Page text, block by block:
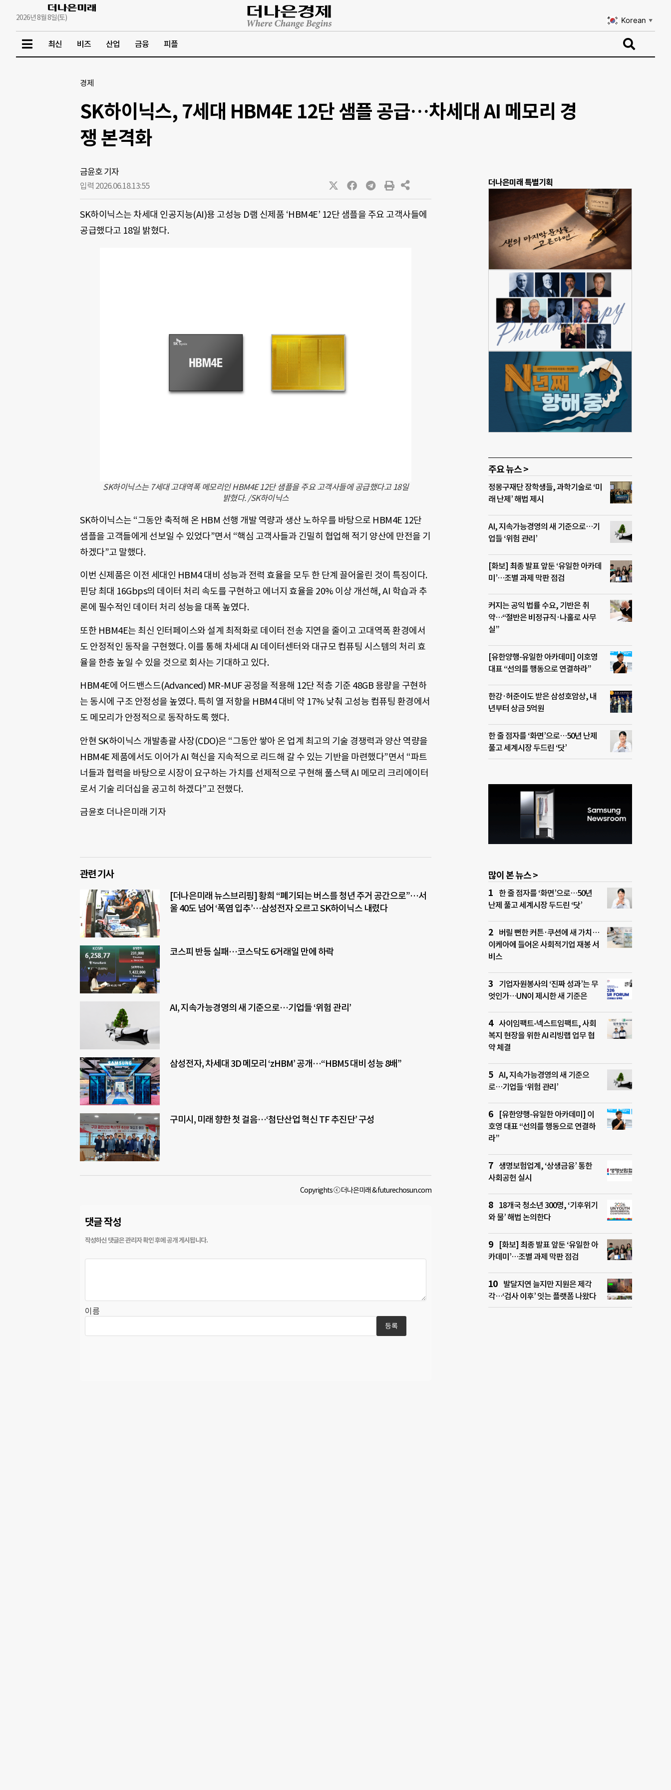
2026년 8월 8일(토) Korean ▼
최신 비즈 산업 금융 피플
경제
SK하이닉스, 7세대 HBM4E 12단 샘플 공급…차세대 AI 메모리 경
쟁 본격화
금윤호 기자
입력 2026.06.18.13:55
SK하이닉스는 차세대 인공지능(AI)용 고성능 D램 신제품 ‘HBM4E’ 12단 샘플을 주요 고객사들에
공급했다고 18일 밝혔다.
SK하이닉스는 7세대 고대역폭 메모리인 HBM4E 12단 샘플을 주요 고객사들에 공급했다고 18일
밝혔다. /SK하이닉스
SK하이닉스는 “그동안 축적해 온 HBM 선행 개발 역량과 생산 노하우를 바탕으로 HBM4E 12단
샘플을 고객들에게 선보일 수 있었다”면서 “핵심 고객사들과 긴밀히 협업해 적기 양산에 만전을 기
하겠다”고 말했다.
이번 신제품은 이전 세대인 HBM4 대비 성능과 전력 효율을 모두 한 단계 끌어올린 것이 특징이다.
핀당 최대 16Gbps의 데이터 처리 속도를 구현하고 에너지 효율을 20% 이상 개선해, AI 학습과 추
론에 필수적인 데이터 처리 성능을 대폭 높였다.
또한 HBM4E는 최신 인터페이스와 설계 최적화로 데이터 전송 지연을 줄이고 고대역폭 환경에서
도 안정적인 동작을 구현했다. 이를 통해 차세대 AI 데이터센터와 대규모 컴퓨팅 시스템의 처리 효
율을 한층 높일 수 있을 것으로 회사는 기대하고 있다.
HBM4E에 어드밴스드(Advanced) MR-MUF 공정을 적용해 12단 적층 기준 48GB 용량을 구현하
는 동시에 구조 안정성을 높였다. 특히 열 저항을 HBM4 대비 약 17% 낮춰 고성능 컴퓨팅 환경에서
도 메모리가 안정적으로 동작하도록 했다.
안현 SK하이닉스 개발총괄 사장(CDO)은 “그동안 쌓아 온 업계 최고의 기술 경쟁력과 양산 역량을
HBM4E 제품에서도 이어가 AI 혁신을 지속적으로 리드해 갈 수 있는 기반을 마련했다”면서 “파트
너들과 협력을 바탕으로 시장이 요구하는 가치를 선제적으로 구현해 풀스택 AI 메모리 크리에이터
로서 기술 리더십을 공고히 하겠다”고 전했다.
금윤호 더나은미래 기자
관련 기사
[더나은미래 뉴스브리핑] 황희 “폐기되는 버스를 청년 주거 공간으로”…서
울 40도 넘어 ‘폭염 입추’…삼성전자 오르고 SK하이닉스 내렸다
코스피 반등 실패…코스닥도 6거래일 만에 하락
AI, 지속가능경영의 새 기준으로…기업들 ‘위험 관리’
삼성전자, 차세대 3D 메모리 ‘zHBM’ 공개…“HBM5 대비 성능 8배”
구미시, 미래 향한 첫 걸음…‘첨단산업 혁신 TF 추진단’ 구성
Copyrights ⓒ 더나은미래 & futurechosun.com
댓글 작성
이름
더나은미래 특별기획
주요 뉴스 >
정몽구재단 장학생들, 과학기술로 ‘미
래 난제’ 해법 제시
AI, 지속가능경영의 새 기준으로…기
업들 ‘위험 관리’
[화보] 최종 발표 앞둔 ‘유일한 아카데
미’…조별 과제 막판 점검
커지는 공익 법률 수요, 기반은 취
약…“절반은 비정규직·나홀로 사무
실”
[유한양행-유일한 아카데미] 이호영
대표 “선의를 행동으로 연결하라”
한강·허준이도 받은 삼성호암상, 내
년부터 상금 5억원
한 줄 점자를 ‘화면’으로…50년 난제
풀고 세계시장 두드린 ‘닷’
많이 본 뉴스 >
한 줄 점자를 ‘화면’으로…50년
난제 풀고 세계시장 두드린 ‘닷’
버릴 뻔한 커튼·쿠션에 새 가치…
이케아에 들어온 사회적기업 재봉 서
비스
기업자원봉사의 ‘진짜 성과’는 무
엇인가…UN이 제시한 새 기준은
사이임팩트-넥스트임팩트, 사회
복지 현장을 위한 AI 리빙랩 업무 협
약 체결
AI, 지속가능경영의 새 기준으
로…기업들 ‘위험 관리’
[유한양행-유일한 아카데미] 이
호영 대표 “선의를 행동으로 연결하
라”
생명보험업계, ‘상생금융’ 통한
사회공헌 실시
18개국 청소년 300명, ‘기후위기
와 물’ 해법 논의한다
[화보] 최종 발표 앞둔 ‘유일한 아
카데미’…조별 과제 막판 점검
발달지연 늘지만 지원은 제각
각…‘검사 이후’ 잇는 플랫폼 나왔다